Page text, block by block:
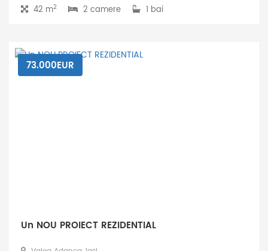
42 m2 2 camere 1 bai
Un NOU PROIECT REZIDENTIAL
73.000EUR